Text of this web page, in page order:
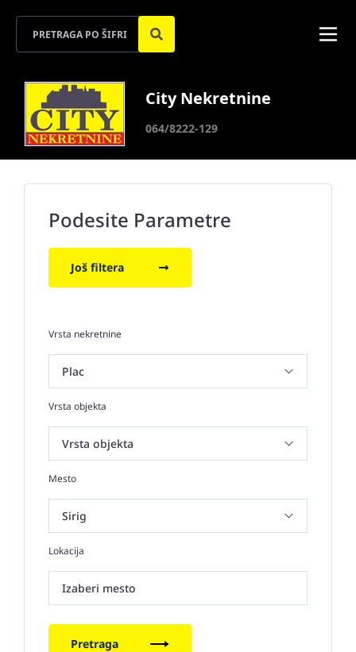
City Nekretnine
064/8222-129
Podesite Parametre
Još filtera
Vrsta nekretnine
Vrsta objekta
Mesto
Lokacija
Izaberi mesto
Pretraga